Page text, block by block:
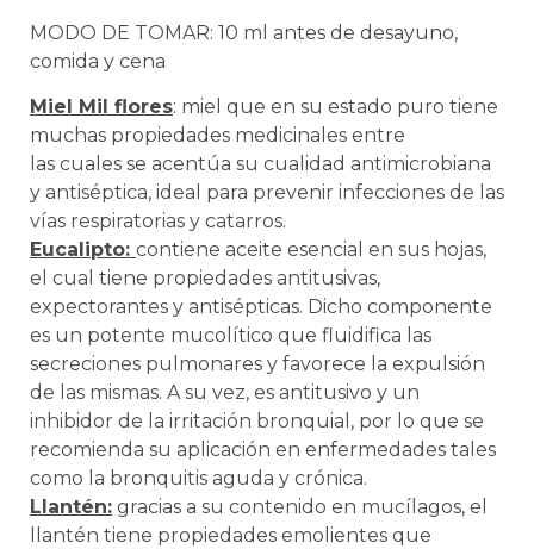
MODO DE TOMAR: 10 ml antes de desayuno,
comida y cena
Miel Mil flores: miel que en su estado puro tiene
muchas propiedades medicinales entre
las cuales se acentúa su cualidad antimicrobiana
y antiséptica, ideal para prevenir infecciones de las
vías respiratorias y catarros.
Eucalipto: contiene aceite esencial en sus hojas,
el cual tiene propiedades antitusivas,
expectorantes y antisépticas. Dicho componente
es un potente mucolítico que fluidifica las
secreciones pulmonares y favorece la expulsión
de las mismas. A su vez, es antitusivo y un
inhibidor de la irritación bronquial, por lo que se
recomienda su aplicación en enfermedades tales
como la bronquitis aguda y crónica.
Llantén: gracias a su contenido en mucílagos, el
llantén tiene propiedades emolientes que